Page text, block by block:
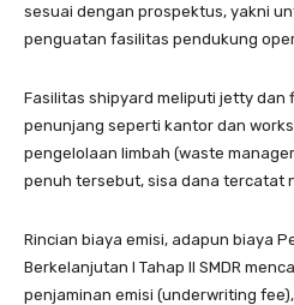
sesuai dengan prospektus, yakni
penguatan fasilitas pendukung
Fasilitas shipyard meliputi jetty
penunjang seperti kantor dan
pengelolaan limbah (waste
penuh tersebut, sisa dana tercatat
Rincian biaya emisi, adapun biaya
Berkelanjutan I Tahap II SMDR
penjaminan emisi (underwriting